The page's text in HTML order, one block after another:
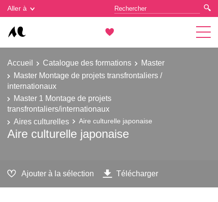
Aller à
Accueil Catalogue des formations
Master
Master Montage de projets transfrontaliers /
internationaux
Master 1 Montage de projets
transfrontaliers/internationaux
Aires culturelles
Aire culturelle japonaise
Aire culturelle japonaise
Ajouter à la sélection Télécharger
Gestion des cookies